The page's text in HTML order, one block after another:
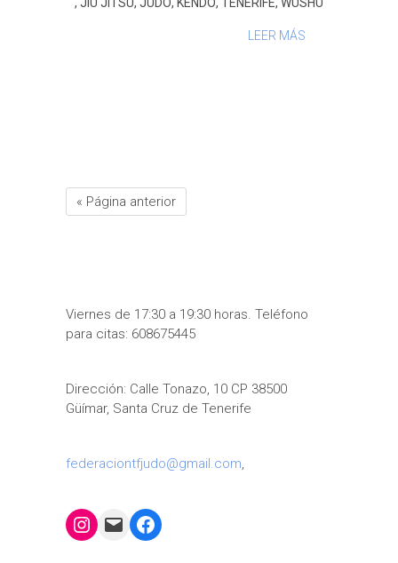
LEER MÁS
« Página anterior
Viernes de 17:30 a 19:30 horas. Teléfono
para citas: 608675445
Dirección: Calle Tonazo, 10 CP 38500
Güímar, Santa Cruz de Tenerife
federaciontfjudo@gmail.com
Instagram
MailFacebook